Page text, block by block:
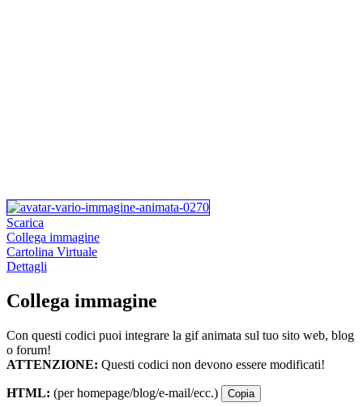
Scarica
Collega immagine
Cartolina Virtuale
Dettagli
Collega immagine
Con questi codici puoi integrare la gif animata sul tuo sito web, blog
o forum!
ATTENZIONE: Questi codici non devono essere modificati!
HTML: (per homepage/blog/e-mail/ecc.) Copia